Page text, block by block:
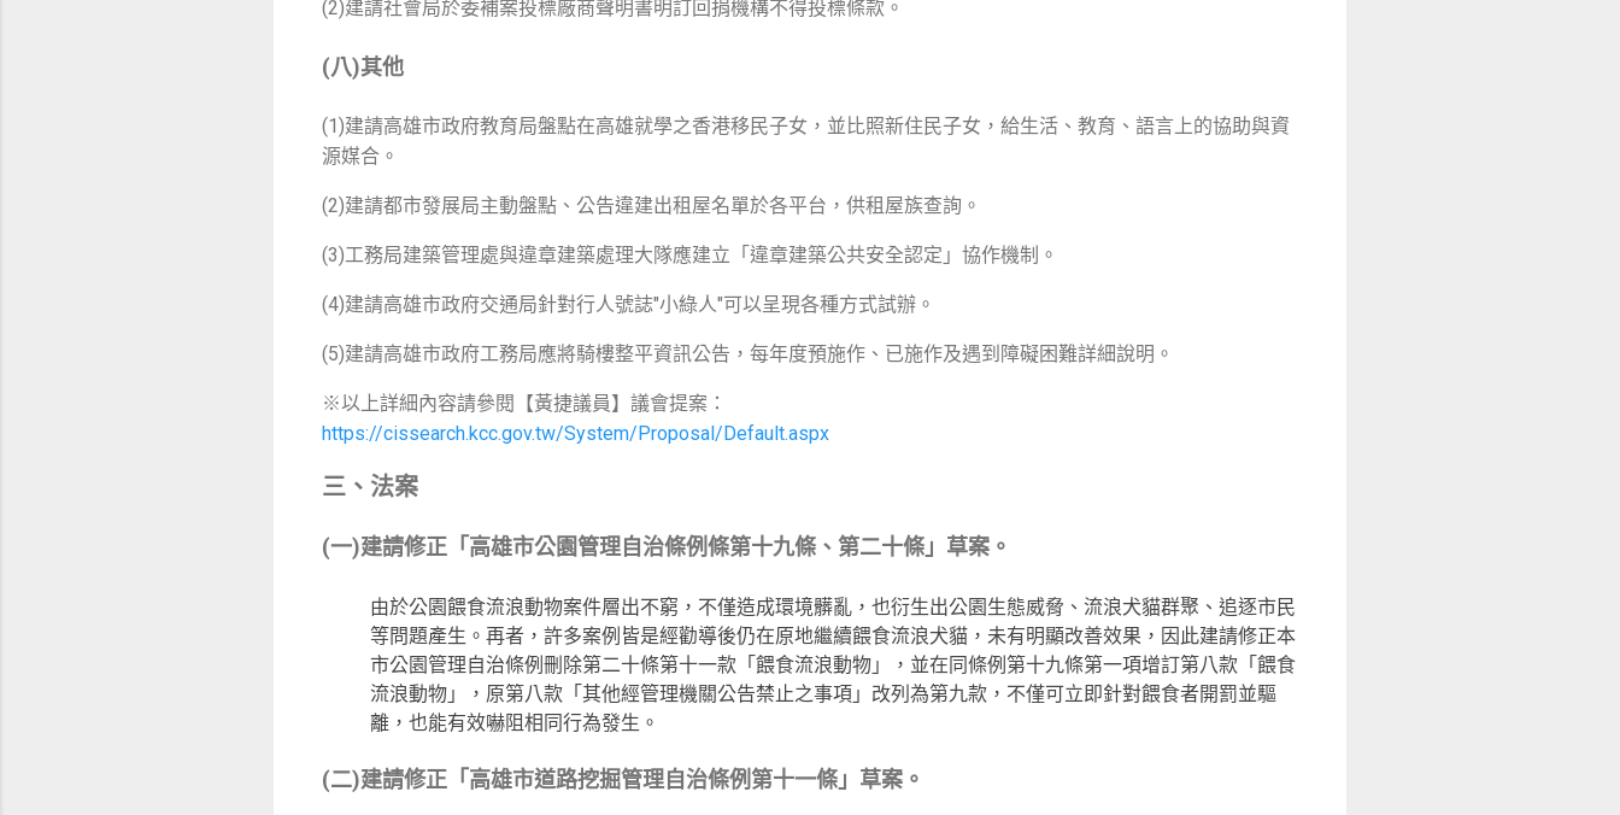
(2)建請社會局於委補案投標廠商聲明書明訂回捐機構不得投標條款。
(八)其他
(1)建請高雄市政府教育局盤點在高雄就學之香港移民子女，並比照新住民子女，給生活、教育、語言上的協助與資
源媒合。
(2)建請都市發展局主動盤點、公告違建出租屋名單於各平台，供租屋族查詢。
(3)工務局建築管理處與違章建築處理大隊應建立「違章建築公共安全認定」協作機制。
(4)建請高雄市政府交通局針對行人號誌"小綠人"可以呈現各種方式試辦。
(5)建請高雄市政府工務局應將騎樓整平資訊公告，每年度預施作、已施作及遇到障礙困難詳細說明。
※以上詳細內容請參閱【黃捷議員】議會提案：
https://cissearch.kcc.gov.tw/System/Proposal/Default.aspx
三、法案
(一)建請修正「高雄市公園管理自治條例條第十九條、第二十條」草案。
由於公園餵食流浪動物案件層出不窮，不僅造成環境髒亂，也衍生出公園生態威脅、流浪犬貓群聚、追逐市民
等問題產生。再者，許多案例皆是經勸導後仍在原地繼續餵食流浪犬貓，未有明顯改善效果，因此建請修正本
市公園管理自治條例刪除第二十條第十一款「餵食流浪動物」，並在同條例第十九條第一項增訂第八款「餵食
流浪動物」，原第八款「其他經管理機關公告禁止之事項」改列為第九款，不僅可立即針對餵食者開罰並驅
離，也能有效嚇阻相同行為發生。
(二)建請修正「高雄市道路挖掘管理自治條例第十一條」草案。